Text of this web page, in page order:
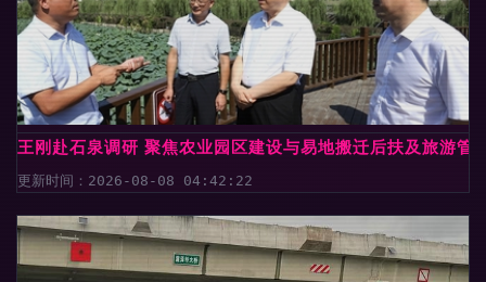
王刚赴石泉调研 聚焦农业园区建设与易地搬迁后扶及旅游管
更新时间：2026-08-08 04:42:22